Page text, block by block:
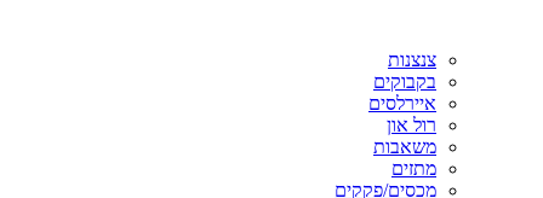
צנצנות
בקבוקים
איירלסים
רול און
משאבות
מתזים
מכסים/פקקים